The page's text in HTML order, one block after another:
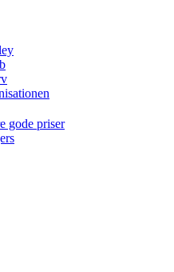
gode priser